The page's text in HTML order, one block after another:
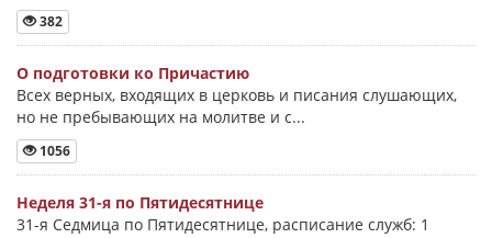
382
О подготовки ко Причастию
Всех верных, входящих в церковь и писания слушающих,
но не пребывающих на молитве и с...
1056
Неделя 31-я по Пятидесятнице
31-я Седмица по Пятидесятнице, расписание служб: 1